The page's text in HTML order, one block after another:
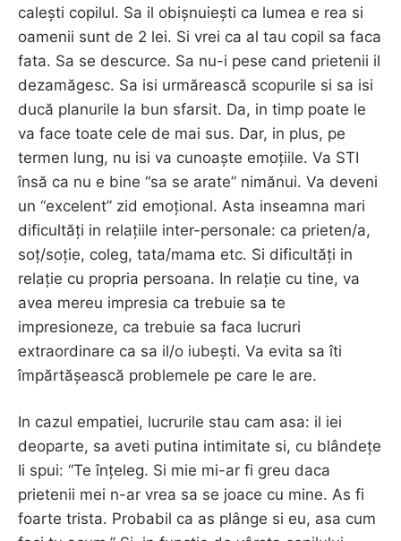
calești copilul. Sa il obișnuiești ca lumea e rea si
oamenii sunt de 2 lei. Si vrei ca al tau copil sa faca
fata. Sa se descurce. Sa nu-i pese cand prietenii il
dezamăgesc. Sa isi urmărească scopurile si sa isi
ducă planurile la bun sfarsit. Da, in timp poate le
va face toate cele de mai sus. Dar, in plus, pe
termen lung, nu isi va cunoaște emoțiile. Va STI
însă ca nu e bine “sa se arate” nimănui. Va deveni
un “excelent” zid emoțional. Asta inseamna mari
dificultăți in relațiile inter-personale: ca prieten/a,
soț/soție, coleg, tata/mama etc. Si dificultăți in
relație cu propria persoana. In relație cu tine, va
avea mereu impresia ca trebuie sa te
impresioneze, ca trebuie sa faca lucruri
extraordinare ca sa il/o iubești. Va evita sa îti
împărtășească problemele pe care le are.
In cazul empatiei, lucrurile stau cam asa: il iei
deoparte, sa aveti putina intimitate si, cu blândețe
Ii spui: “Te înțeleg. Si mie mi-ar fi greu daca
prietenii mei n-ar vrea sa se joace cu mine. As fi
foarte trista. Probabil ca as plânge si eu, asa cum